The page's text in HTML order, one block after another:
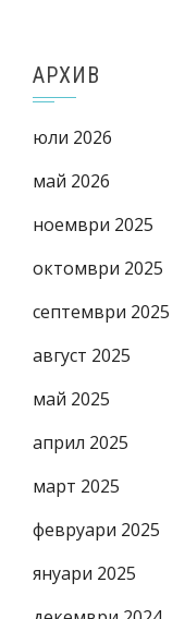
АРХИВ
юли 2026
май 2026
ноември 2025
октомври 2025
септември 2025
август 2025
май 2025
април 2025
март 2025
февруари 2025
януари 2025